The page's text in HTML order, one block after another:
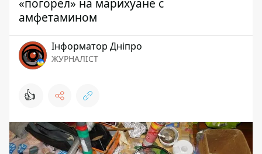
«погорел» на марихуане с
амфетамином
Інформатор Дніпро
ЖУРНАЛІСТ
👍